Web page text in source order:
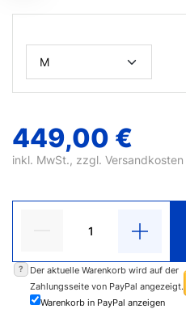
449,00 €
inkl. MwSt., zzgl. Versandkosten
?
Der aktuelle Warenkorb wird auf der
Zahlungsseite von PayPal angezeigt.
Warenkorb in PayPal anzeigen